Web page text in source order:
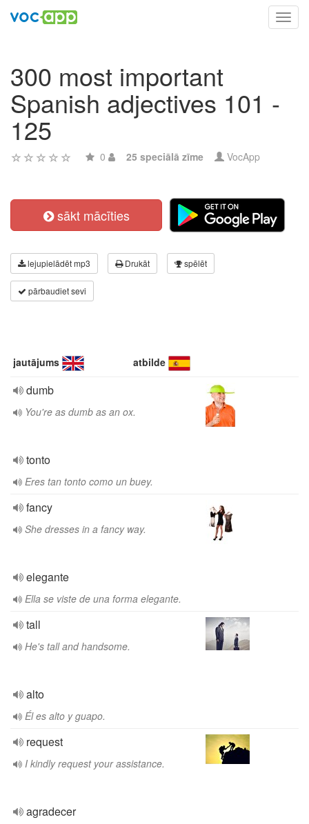
300 most important
Spanish adjectives 101 -
125
0 25 speciālā zīme VocApp
sākt mācīties
lejupielādēt mp3 Drukāt spēlēt
pārbaudiet sevi
jautājums atbilde
dumb
You're as dumb as an ox.
tonto
Eres tan tonto como un buey.
fancy
She dresses in a fancy way.
elegante
Ella se viste de una forma elegante.
tall
He's tall and handsome.
alto
Él es alto y guapo.
request
I kindly request your assistance.
agradecer